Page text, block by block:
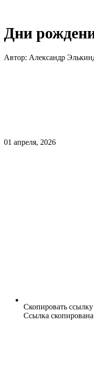
Дни
Автор: Александр
01 апреля, 2026
Скопировать ссылку
Ссылка скопирована